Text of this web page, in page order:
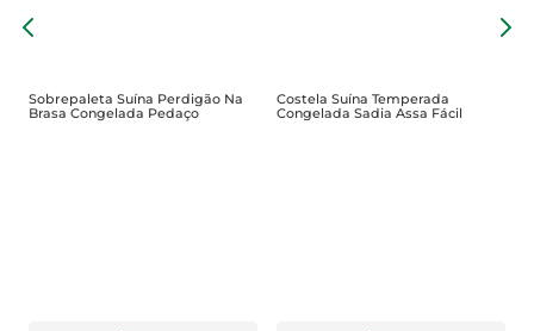
Sobrepaleta Suína Perdigão Na
Brasa Congelada Pedaço
Costela Suína Temperada
Congelada Sadia Assa Fácil